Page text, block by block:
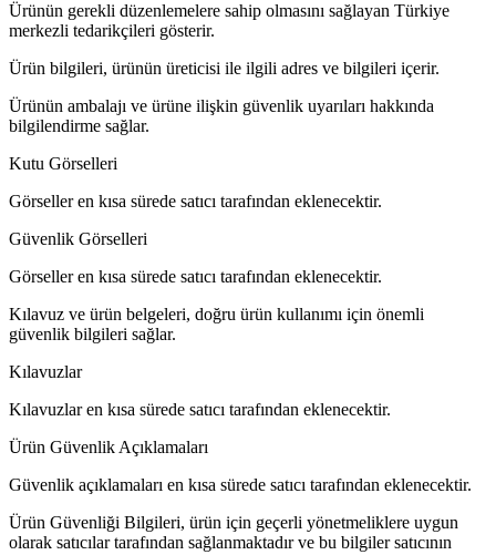
Ürünün gerekli düzenlemelere sahip olmasını sağlayan Türkiye
merkezli tedarikçileri gösterir.
Ürün bilgileri, ürünün üreticisi ile ilgili adres ve bilgileri içerir.
Ürünün ambalajı ve ürüne ilişkin güvenlik uyarıları hakkında
bilgilendirme sağlar.
Kutu Görselleri
Görseller en kısa sürede satıcı tarafından eklenecektir.
Güvenlik Görselleri
Görseller en kısa sürede satıcı tarafından eklenecektir.
Kılavuz ve ürün belgeleri, doğru ürün kullanımı için önemli
güvenlik bilgileri sağlar.
Kılavuzlar
Kılavuzlar en kısa sürede satıcı tarafından eklenecektir.
Ürün Güvenlik Açıklamaları
Güvenlik açıklamaları en kısa sürede satıcı tarafından eklenecektir.
Ürün Güvenliği Bilgileri, ürün için geçerli yönetmeliklere uygun
olarak satıcılar tarafından sağlanmaktadır ve bu bilgiler satıcının